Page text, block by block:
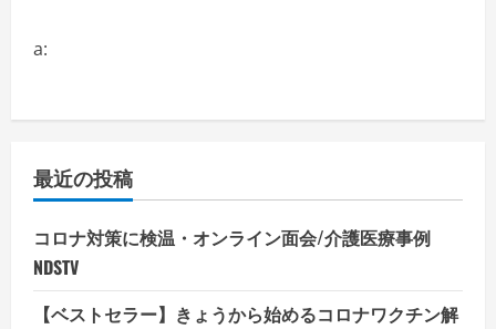
a:
最近の投稿
コロナ対策に検温・オンライン面会/介護医療事例
NDSTV
【ベストセラー】きょうから始めるコロナワクチン解